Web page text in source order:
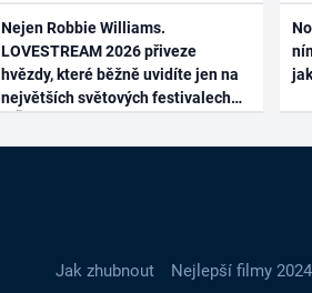
Nejen Robbie Williams.
LOVESTREAM 2026 přiveze
hvězdy, které běžně uvidíte jen na
největších světových festivalech
Jak zhubnout Nejlepší filmy 2024